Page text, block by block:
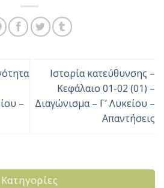
–
Ιστορία κατεύθυνσης –
Κεφάλαιο 01-02 (01) –
Διαγώνισμα – Γ’ Λυκείου –
Απαντήσεις
Kατηγορίες